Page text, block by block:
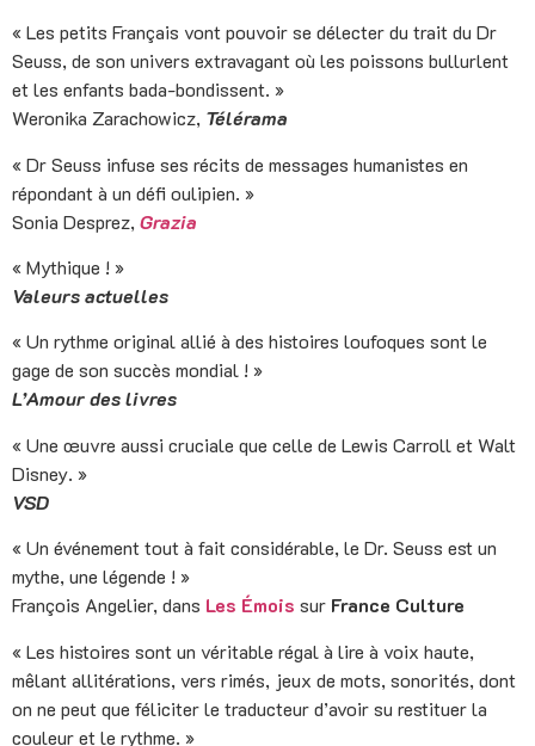
« Les petits Français vont pouvoir se délecter du trait du Dr
Seuss, de son univers extravagant où les poissons bullurlent
et les enfants bada-bondissent. »
Weronika Zarachowicz, Télérama
« Dr Seuss infuse ses récits de messages humanistes en
répondant à un défi oulipien. »
Sonia Desprez, Grazia
« Mythique ! »
Valeurs actuelles
« Un rythme original allié à des histoires loufoques sont le
gage de son succès mondial ! »
L’Amour des livres
« Une œuvre aussi cruciale que celle de Lewis Carroll et Walt
Disney. »
VSD
« Un événement tout à fait considérable, le Dr. Seuss est un
mythe, une légende ! »
François Angelier, dans Les Émois sur France Culture
« Les histoires sont un véritable régal à lire à voix haute,
mêlant allitérations, vers rimés, jeux de mots, sonorités, dont
on ne peut que féliciter le traducteur d’avoir su restituer la
couleur et le rythme. »